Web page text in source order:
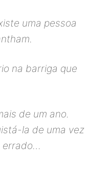
uma pessoa
na barriga que
de um ano.
la de uma vez
errado…